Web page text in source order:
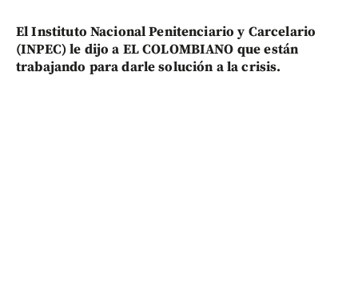
El Instituto Nacional Penitenciario y Carcelario
(INPEC) le dijo a EL COLOMBIANO que están
trabajando para darle solución a la crisis.